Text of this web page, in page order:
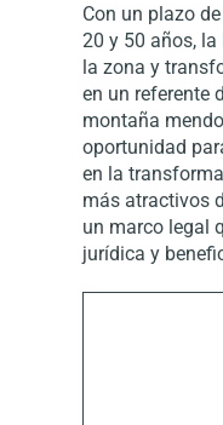
Con un plazo
20 y 50 años,
la zona y
en un referente
montaña
oportunidad
en la
más atractivos
un marco legal
jurídica y